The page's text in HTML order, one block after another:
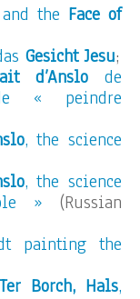
the Face of
Gesicht Jesu;
d’Anslo de
« peindre
, the science
, the science
» (Russian
painting the
Borch, Hals,